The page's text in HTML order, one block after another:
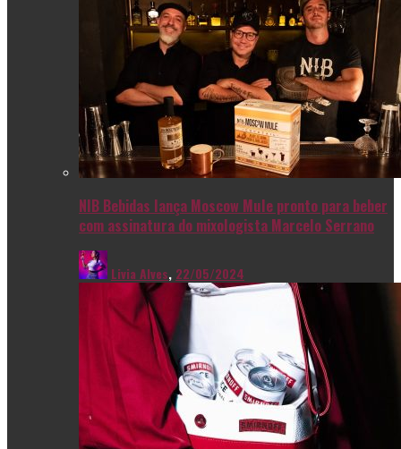
NIB Bebidas lança Moscow Mule pronto para beber
com assinatura do mixologista Marcelo Serrano
Livia Alves, 22/05/2024